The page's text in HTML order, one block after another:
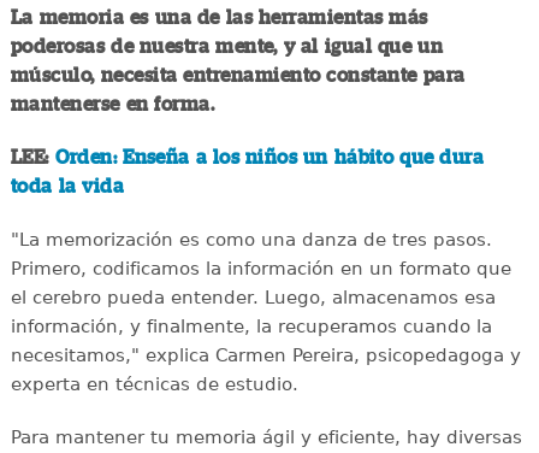
La memoria es una de las herramientas más
poderosas de nuestra mente, y al igual que un
músculo, necesita entrenamiento constante para
mantenerse en forma.
LEE: Orden: Enseña a los niños un hábito que dura
toda la vida
"La memorización es como una danza de tres pasos.
Primero, codificamos la información en un formato que
el cerebro pueda entender. Luego, almacenamos esa
información, y finalmente, la recuperamos cuando la
necesitamos," explica Carmen Pereira, psicopedagoga y
experta en técnicas de estudio.
Para mantener tu memoria ágil y eficiente, hay diversas